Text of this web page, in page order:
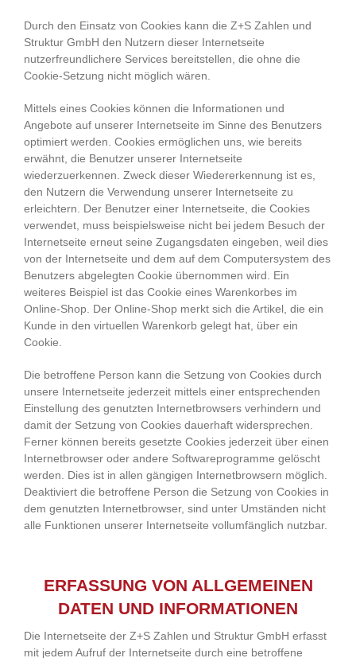
Durch den Einsatz von Cookies kann die Z+S Zahlen und
Struktur GmbH den Nutzern dieser Internetseite
nutzerfreundlichere Services bereitstellen, die ohne die
Cookie-Setzung nicht möglich wären.
Mittels eines Cookies können die Informationen und
Angebote auf unserer Internetseite im Sinne des Benutzers
optimiert werden. Cookies ermöglichen uns, wie bereits
erwähnt, die Benutzer unserer Internetseite
wiederzuerkennen. Zweck dieser Wiedererkennung ist es,
den Nutzern die Verwendung unserer Internetseite zu
erleichtern. Der Benutzer einer Internetseite, die Cookies
verwendet, muss beispielsweise nicht bei jedem Besuch der
Internetseite erneut seine Zugangsdaten eingeben, weil dies
von der Internetseite und dem auf dem Computersystem des
Benutzers abgelegten Cookie übernommen wird. Ein
weiteres Beispiel ist das Cookie eines Warenkorbes im
Online-Shop. Der Online-Shop merkt sich die Artikel, die ein
Kunde in den virtuellen Warenkorb gelegt hat, über ein
Cookie.
Die betroffene Person kann die Setzung von Cookies durch
unsere Internetseite jederzeit mittels einer entsprechenden
Einstellung des genutzten Internetbrowsers verhindern und
damit der Setzung von Cookies dauerhaft widersprechen.
Ferner können bereits gesetzte Cookies jederzeit über einen
Internetbrowser oder andere Softwareprogramme gelöscht
werden. Dies ist in allen gängigen Internetbrowsern möglich.
Deaktiviert die betroffene Person die Setzung von Cookies in
dem genutzten Internetbrowser, sind unter Umständen nicht
alle Funktionen unserer Internetseite vollumfänglich nutzbar.
ERFASSUNG VON ALLGEMEINEN
DATEN UND INFORMATIONEN
Die Internetseite der Z+S Zahlen und Struktur GmbH erfasst
mit jedem Aufruf der Internetseite durch eine betroffene